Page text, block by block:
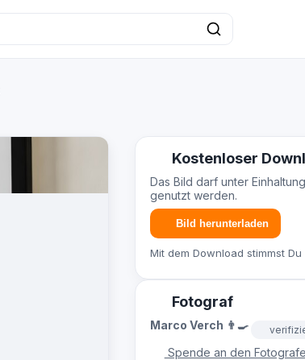
Kostenloser
Das Bild darf unter
genutzt werden.
Bild herunterladen
Mit dem Download stimmst
Fotograf
Marco Verch 👨‍🍳
Spende an den